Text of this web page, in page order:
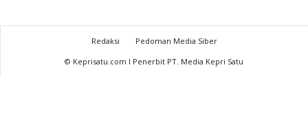
Redaksi
Pedoman Media Siber
© Keprisatu.com I Penerbit PT. Media Kepri Satu